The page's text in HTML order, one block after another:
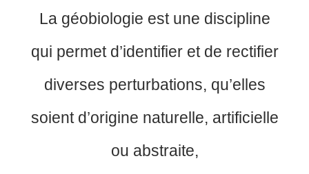
La géobiologie est une discipline
qui permet d’identifier et de rectifier
diverses perturbations, qu’elles
soient d’origine naturelle, artificielle
ou abstraite,